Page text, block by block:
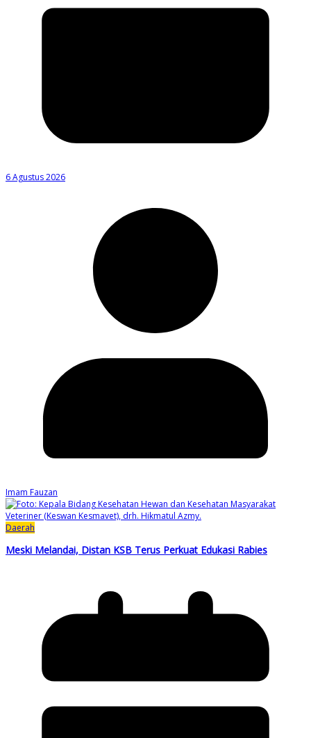
6 Agustus 2026
Imam Fauzan
Daerah
Meski Melandai, Distan KSB Terus Perkuat Edukasi Rabies